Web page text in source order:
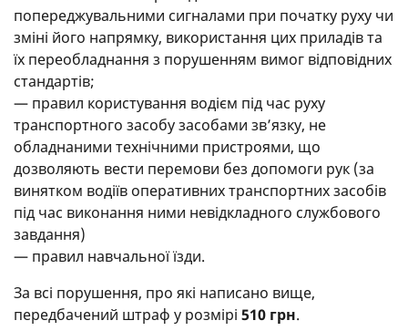
попереджувальними сигналами при початку руху чи
зміні його напрямку, використання цих приладів та
їх переобладнання з порушенням вимог відповідних
стандартів;
— правил користування водієм під час руху
транспортного засобу засобами зв’язку, не
обладнаними технічними пристроями, що
дозволяють вести перемови без допомоги рук (за
винятком водіїв оперативних транспортних засобів
під час виконання ними невідкладного службового
завдання)
— правил навчальної їзди.
За всі порушення, про які написано вище,
передбачений штраф у розмірі 510 грн.